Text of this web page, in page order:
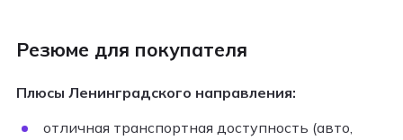
Резюме для покупателя
Плюсы Ленинградского направления:
отличная транспортная доступность (авто,